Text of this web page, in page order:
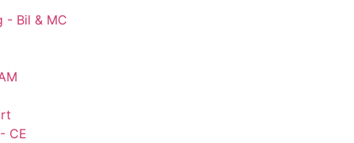
- Bil & MC
CE